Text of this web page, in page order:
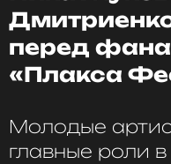
перед
«Плакса
Молодые
главные роли